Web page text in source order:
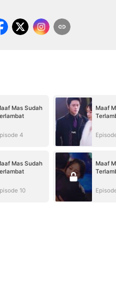
Mas Sudah
4
Maaf
Mas Sudah
10
Maaf